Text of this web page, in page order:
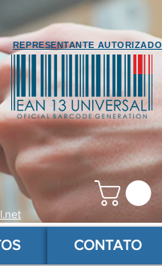
REPRESENTANTE AUTORIZADO
CONTATO